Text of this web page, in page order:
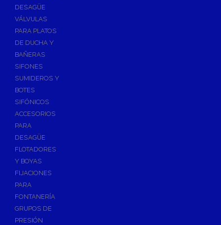
DESAGÜE
VÁLVULAS
PARA PLATOS
DE DUCHA Y
BAÑERAS
SIFONES
SUMIDEROS Y
BOTES
SIFÓNICOS
ACCESORIOS
PARA
DESAGÜE
FLOTADORES
Y BOYAS
FIJACIONES
PARA
FONTANERÍA
GRUPOS DE
PRESIÓN